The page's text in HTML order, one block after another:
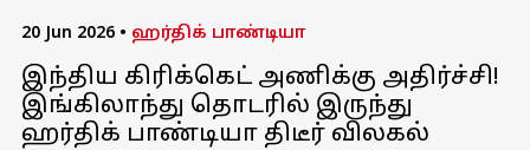
20 Jun 2026 • ஹர்திக் பாண்டியா
இந்திய கிரிக்கெட் அணிக்கு அதிர்ச்சி!
இங்கிலாந்து தொடரில் இருந்து
ஹர்திக் பாண்டியா திடீர் விலகல்